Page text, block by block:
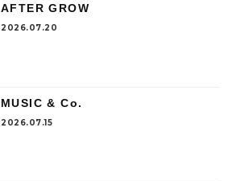
AFTER GROW
2026.07.20
MUSIC & Co.
2026.07.15